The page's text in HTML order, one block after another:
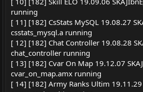
running
[ 11] [182] CsStats MySQL 19.08.27
csstats_mysql.a running
[ 12] [182] Chat Controller 19.08.28
chat_controller running
[ 13] [182] Cvar On Map 19.12.07
cvar_on_map.amx running
[ 14] [182] Army Ranks Ultim 19.11.29